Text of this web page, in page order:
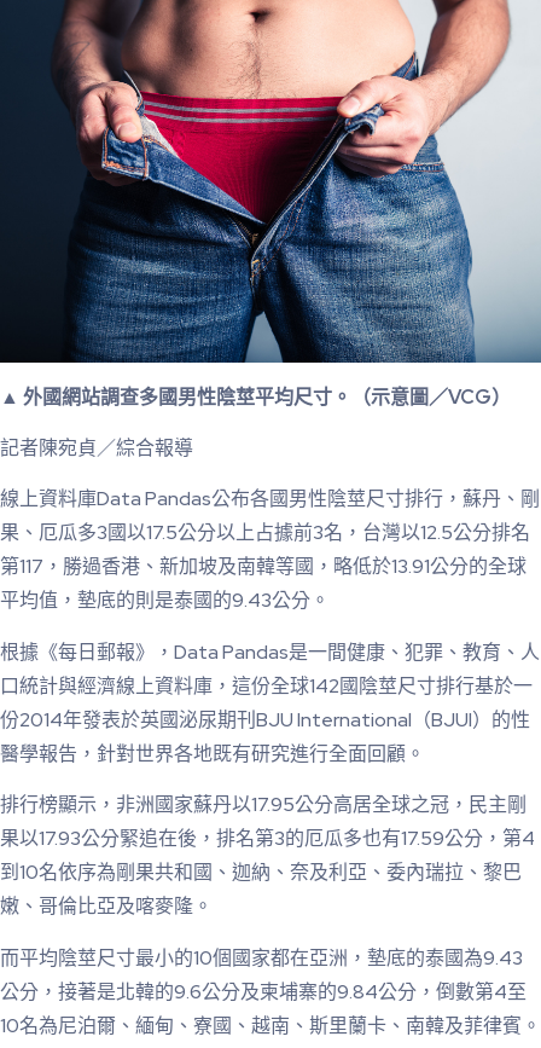
▲ 外國網站調查多國男性陰莖平均尺寸。（示意圖／VCG）
記者陳宛貞／綜合報導
線上資料庫Data Pandas公布各國男性陰莖尺寸排行，蘇丹、剛
果、厄瓜多3國以17.5公分以上占據前3名，台灣以12.5公分排名
第117，勝過香港、新加坡及南韓等國，略低於13.91公分的全球
平均值，墊底的則是泰國的9.43公分。
根據《每日郵報》，Data Pandas是一間健康、犯罪、教育、人
口統計與經濟線上資料庫，這份全球142國陰莖尺寸排行基於一
份2014年發表於英國泌尿期刊BJU International（BJUI）的性
醫學報告，針對世界各地既有研究進行全面回顧。
排行榜顯示，非洲國家蘇丹以17.95公分高居全球之冠，民主剛
果以17.93公分緊追在後，排名第3的厄瓜多也有17.59公分，第4
到10名依序為剛果共和國、迦納、奈及利亞、委內瑞拉、黎巴
嫩、哥倫比亞及喀麥隆。
而平均陰莖尺寸最小的10個國家都在亞洲，墊底的泰國為9.43
公分，接著是北韓的9.6公分及柬埔寨的9.84公分，倒數第4至
10名為尼泊爾、緬甸、寮國、越南、斯里蘭卡、南韓及菲律賓。